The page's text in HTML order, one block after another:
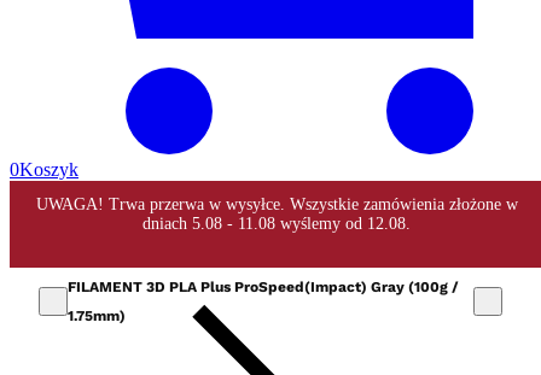
0Koszyk
FILAMENT 3D PLA Plus ProSpeed(Impact) Gray (100g /
1.75mm)